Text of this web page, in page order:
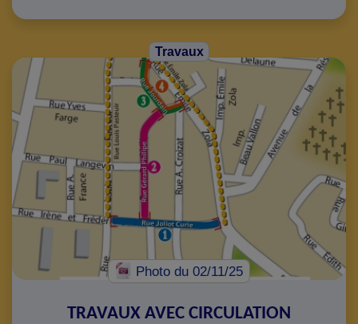
Travaux
Photodu 02/11/25
TRAVAUX AVEC CIRCULATION